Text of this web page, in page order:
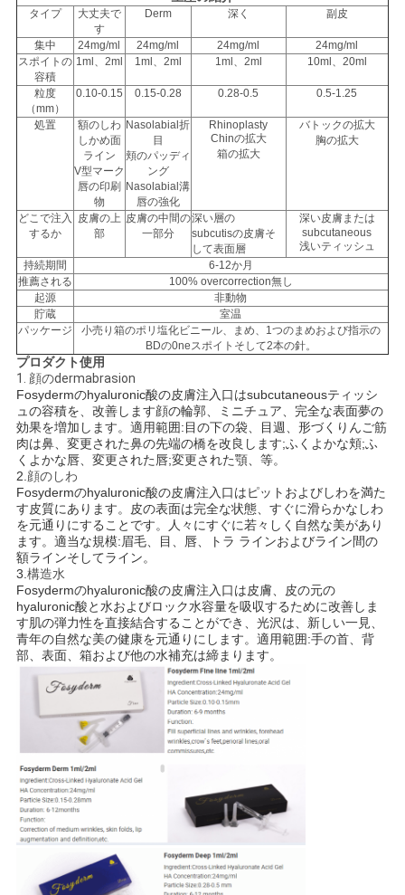
ONLINE
地
図
PRIVACY
POLICY
タイプ
大丈夫で
す
Derm 深く 副皮
集中 24mg/ml 24mg/ml 24mg/ml
24mg/ml
スポイトの
容積
1ml、2ml 1ml、2ml 1ml、2ml 10ml、20ml
粒度
（mm）
0.10-0.15 0.15-0.28 0.28-0.5 0.5-1.25
処置
額のしわ
しかめ面
ライン
V型マーク
唇の印刷
物
Nasolabial折
目
頬のパッディ
ング
Nasolabial溝
唇の強化
Rhinoplasty
Chinの拡大
箱の拡大
バトックの拡大
胸の拡大
どこで注入
するか
皮膚の上
部
皮膚の中間の
一部分
深い層の
subcutisの皮膚そ
して表面層
深い皮膚または
subcutaneous
浅いティッシュ
持続期間
6-12か月
推薦される
100% overcorrection無し
起源
非動物
貯蔵
室温
パッケージ
小売り箱のポリ塩化ビニール、まめ、1つのまめおよび指示の
BDの0neスポイトそして2本の針。
プロダクト使用
1. 顔のdermabrasion
Fosydermのhyaluronic酸の皮膚注入口はsubcutaneousティッシ
ュの容積を、改善します顔の輪郭、ミニチュア、完全な表面夢の
効果を増加します。適用範囲:目の下の袋、目週、形づくりんご筋
肉は鼻、変更された鼻の先端の橋を改良します;ふくよかな頬;ふ
くよかな唇、変更された唇;変更された顎、等。
2.顔のしわ
Fosydermのhyaluronic酸の皮膚注入口はピットおよびしわを満た
す皮質にあります。皮の表面は完全な状態、すぐに滑らかなしわ
を元通りにすることです。人々にすぐに若々しく自然な美があり
ます。適当な規模:眉毛、目、唇、トラ ラインおよびライン間の
額ラインそしてライン。
3.構造水
Fosydermのhyaluronic酸の皮膚注入口は皮膚、皮の元の
hyaluronic酸と水およびロック水容量を吸収するために改善しま
す肌の弾力性を直接結合することができ、光沢は、新しい一見、
青年の自然な美の健康を元通りにします。適用範囲:手の首、背
部、表面、箱および他の水補充は締まります。